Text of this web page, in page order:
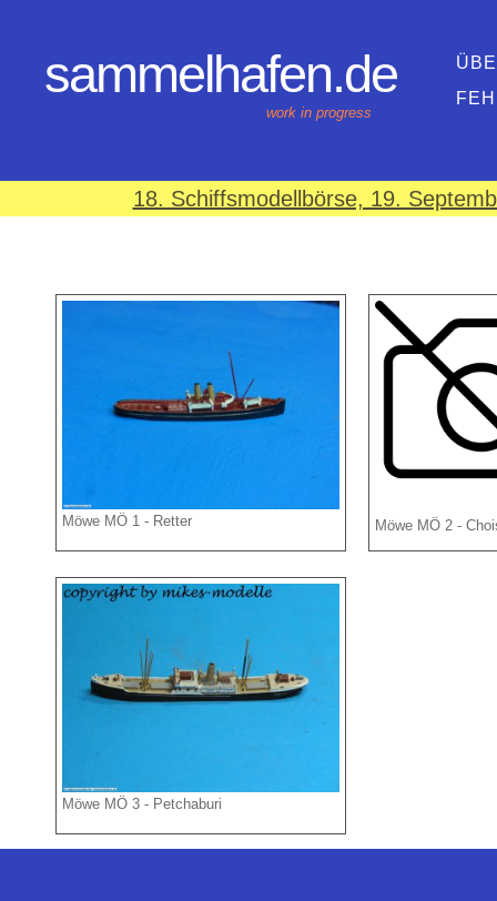
sammelhafen.de
work in progress
18. Schiffsmodellbörse, 19.
Möwe MÖ 1 - Retter Möwe MÖ 2 -
Möwe MÖ 3 - Petchaburi